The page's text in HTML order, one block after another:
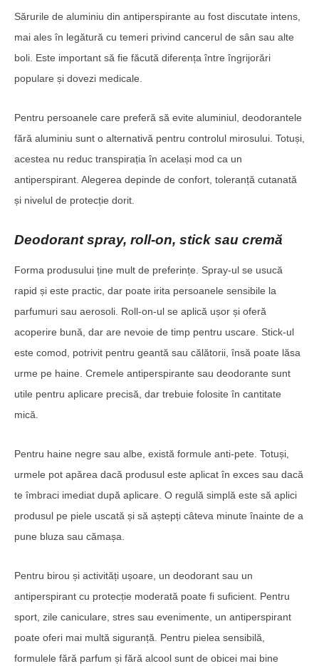
Sărurile de aluminiu din antiperspirante au fost discutate intens,
mai ales în legătură cu temeri privind cancerul de sân sau alte
boli. Este important să fie făcută diferența între îngrijorări
populare și dovezi medicale.
Pentru persoanele care preferă să evite aluminiul, deodorantele
fără aluminiu sunt o alternativă pentru controlul mirosului. Totuși,
acestea nu reduc transpirația în același mod ca un
antiperspirant. Alegerea depinde de confort, toleranță cutanată
și nivelul de protecție dorit.
Deodorant spray, roll-on, stick sau cremă
Forma produsului ține mult de preferințe. Spray-ul se usucă
rapid și este practic, dar poate irita persoanele sensibile la
parfumuri sau aerosoli. Roll-on-ul se aplică ușor și oferă
acoperire bună, dar are nevoie de timp pentru uscare. Stick-ul
este comod, potrivit pentru geantă sau călătorii, însă poate lăsa
urme pe haine. Cremele antiperspirante sau deodorante sunt
utile pentru aplicare precisă, dar trebuie folosite în cantitate
mică.
Pentru haine negre sau albe, există formule anti-pete. Totuși,
urmele pot apărea dacă produsul este aplicat în exces sau dacă
te îmbraci imediat după aplicare. O regulă simplă este să aplici
produsul pe piele uscată și să aștepți câteva minute înainte de a
pune bluza sau cămașa.
Pentru birou și activități ușoare, un deodorant sau un
antiperspirant cu protecție moderată poate fi suficient. Pentru
sport, zile caniculare, stres sau evenimente, un antiperspirant
poate oferi mai multă siguranță. Pentru pielea sensibilă,
formulele fără parfum și fără alcool sunt de obicei mai bine